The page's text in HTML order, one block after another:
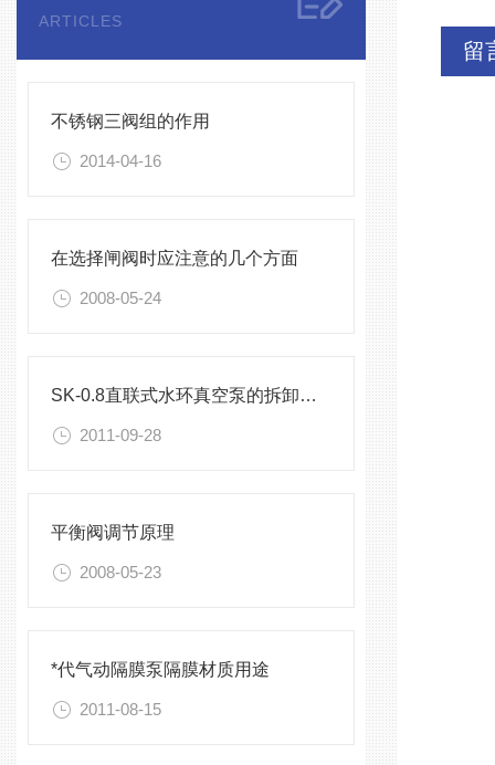
ARTICLES
不锈钢三阀组的作用
2014-04-16
在选择闸阀时应注意的几个方面
2008-05-24
SK-0.8直联式水环真空泵的拆卸与装配
2011-09-28
平衡阀调节原理
2008-05-23
*代气动隔膜泵隔膜材质用途
2011-08-15
留